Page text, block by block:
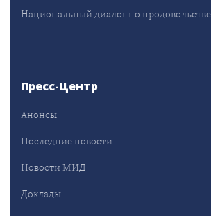
Национальный диалог по
Пресс-Центр
Анонсы
Последние новости
Новости МИД
Доклады